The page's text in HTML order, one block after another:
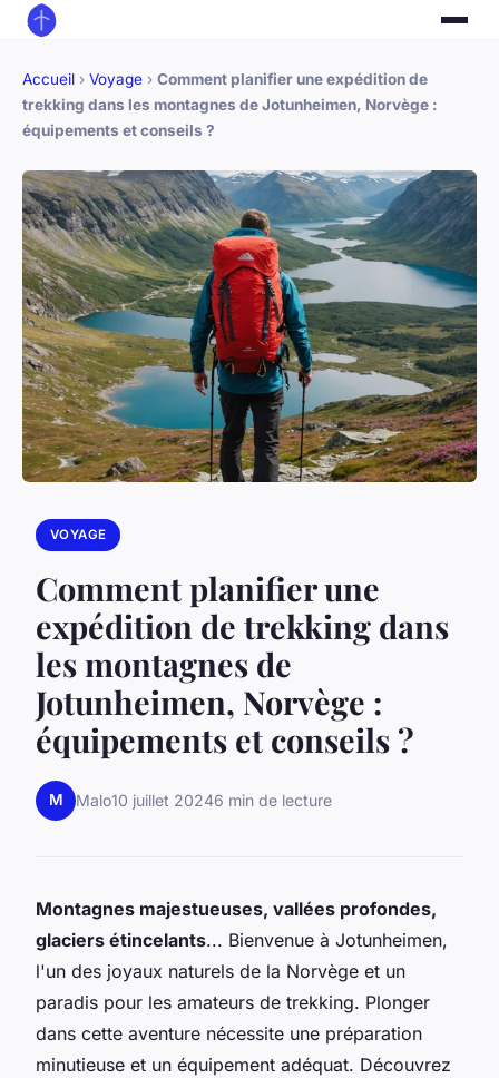
Accueil › Voyage › Comment planifier une expédition de
trekking dans les montagnes de Jotunheimen, Norvège :
équipements et conseils ?
VOYAGE
Comment planifier une
expédition de trekking dans
les montagnes de
Jotunheimen, Norvège :
équipements et conseils ?
M Malo10 juillet 20246 min de lecture
Montagnes majestueuses, vallées profondes,
glaciers étincelants... Bienvenue à Jotunheimen,
l'un des joyaux naturels de la Norvège et un
paradis pour les amateurs de trekking. Plonger
dans cette aventure nécessite une préparation
minutieuse et un équipement adéquat. Découvrez